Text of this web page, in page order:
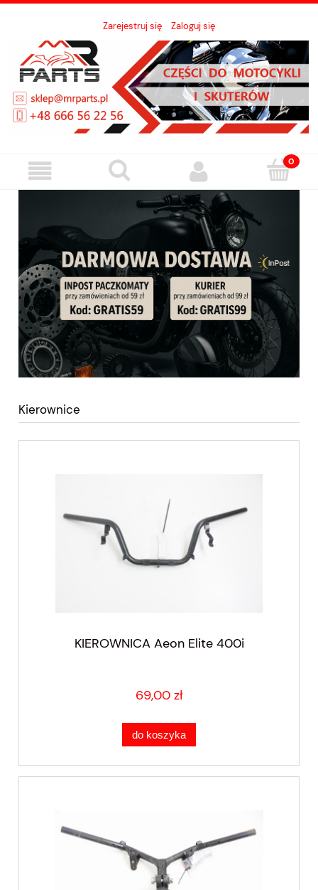
Zarejestruj się Zaloguj się
Kierownice
KIEROWNICA Aeon Elite 400i
69,00 zł
do koszyka